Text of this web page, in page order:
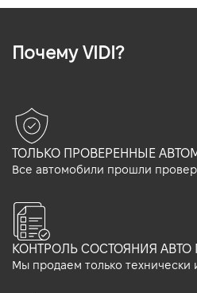
Почему VIDI?
ТОЛЬКО ПРОВЕРЕННЫЕ
Все автомобили прошли
КОНТРОЛЬ СОСТОЯНИЯ АВТО
Мы продаем только